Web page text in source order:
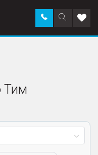
Поиск
по
Заказать
звонок в
Тим